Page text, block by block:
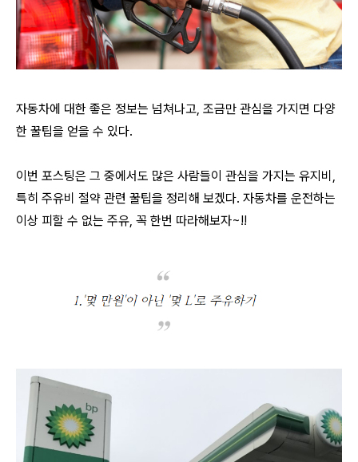
자동차에 대한 좋은 정보는 넘쳐나고, 조금만 관심을 가지면 다양
한 꿀팁을 얻을 수 있다.
이번 포스팅은 그 중에서도 많은 사람들이 관심을 가지는 유지비,
특히 주유비 절약 관련 꿀팁을 정리해 보겠다. 자동차를 운전하는
이상 피할 수 없는 주유, 꼭 한번 따라해보자~!!